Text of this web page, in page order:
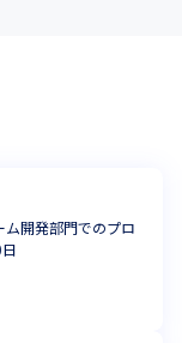
開発部門でのプロ